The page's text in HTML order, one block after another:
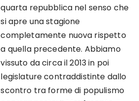
quarta repubblica nel senso che
si apre una stagione
completamente nuova rispetto
a quella precedente. Abbiamo
vissuto da circa il 2013 in poi
legislature contraddistinte dallo
scontro tra forme di populismo